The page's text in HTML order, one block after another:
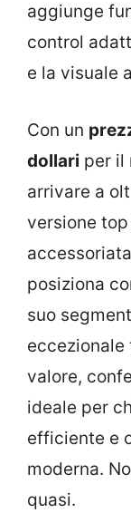
aggiunge
control
e la visuale
Con un
dollari per il
arrivare a
versione
posiziona
suo
eccezionale
valore,
ideale per
efficiente e
moderna.
quasi.